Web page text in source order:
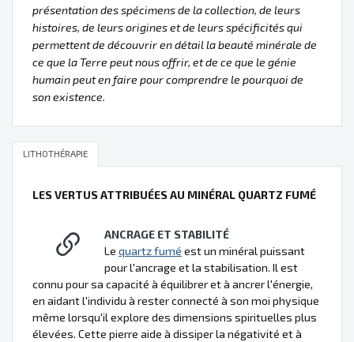
présentation des spécimens de la collection, de leurs
histoires, de leurs origines et de leurs spécificités qui
permettent de découvrir en détail la beauté minérale de
ce que la Terre peut nous offrir, et de ce que le génie
humain peut en faire pour comprendre le pourquoi de
son existence.
LITHOTHÉRAPIE
LES VERTUS ATTRIBUÉES AU MINÉRAL QUARTZ FUMÉ
ANCRAGE ET STABILITÉ
Le quartz fumé est un minéral puissant
pour l'ancrage et la stabilisation. Il est
connu pour sa capacité à équilibrer et à ancrer l'énergie,
en aidant l'individu à rester connecté à son moi physique
même lorsqu'il explore des dimensions spirituelles plus
élevées. Cette pierre aide à dissiper la négativité et à